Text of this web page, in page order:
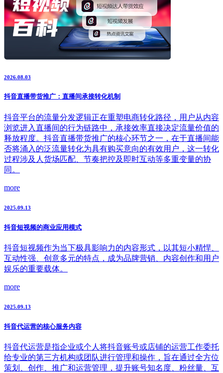
2026.08.03
抖音直播带货推广：直播间承接转化机制
抖音平台的流量分发逻辑正在重塑电商转化路径，用户从内容
浏览进入直播间的行为链路中，承接效率直接决定流量价值的
释放程度。抖音直播带货推广的核心环节之一，在于直播间能
否将涌入的泛流量转化为具有购买意向的有效用户，这一转化
过程涉及人货场匹配、节奏把控及即时互动等多重变量的协
同。
more
2025.09.13
抖音短视频的商业应用模式
抖音短视频作为当下极具影响力的内容形式，以其短小精悍、
互动性强、创意多元的特点，成为品牌营销、内容创作和用户
娱乐的重要载体。
more
2025.09.13
抖音代运营的核心服务内容
抖音代运营是指企业或个人将抖音账号或店铺的运营工作委托
给专业的第三方机构或团队进行管理和操作，旨在通过全方位
策划、创作、推广和运营管理，提升账号知名度、粉丝量、互